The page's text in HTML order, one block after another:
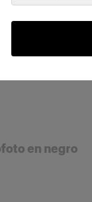
en negro